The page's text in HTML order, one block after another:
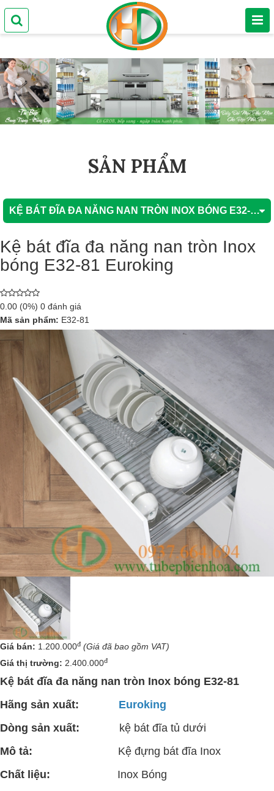
SẢN PHẨM
KỆ BÁT ĐĨA ĐA NĂNG NAN TRÒN INOX BÓNG E32-81 EUROKING
Kệ bát đĩa đa năng nan tròn Inox
bóng E32-81 Euroking
0.00 (0%) 0 đánh giá
Mã sản phẩm: E32-81
Giá bán: 1.200.000đ (Giá đã bao gồm VAT)
Giá thị trường: 2.400.000đ
Kệ bát đĩa đa năng nan tròn Inox bóng E32-81
Hãng sản xuất:
Euroking
Dòng sản xuất: kệ bát đĩa tủ dưới
Mô tả: Kệ đựng bát đĩa Inox
Chất liệu: Inox Bóng